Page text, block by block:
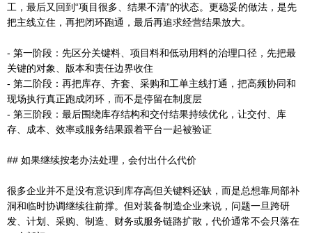
工，最后又回到“项目很多、结果不清”的状态。更稳妥的做法，是先
把主线立住，再把闭环跑通，最后再追求经营结果放大。
- 第一阶段：先区分关键料、项目料和低动用料的治理口径，先把最
关键的对象、版本和责任边界收住
- 第二阶段：再把库存、齐套、采购和工单主线打通，把高频协同和
现场执行真正跑成闭环，而不是停留在制度层
- 第三阶段：最后围绕库存结构和交付结果持续优化，让交付、库
存、成本、效率或服务结果跟着平台一起被验证
## 如果继续按老办法处理，会付出什么代价
很多企业并不是没有意识到库存高但关键料还缺，而是总想靠局部补
洞和临时协调继续往前撑。但对装备制造企业来说，问题一旦跨研
发、计划、采购、制造、财务或服务链路扩散，代价通常不会只落在